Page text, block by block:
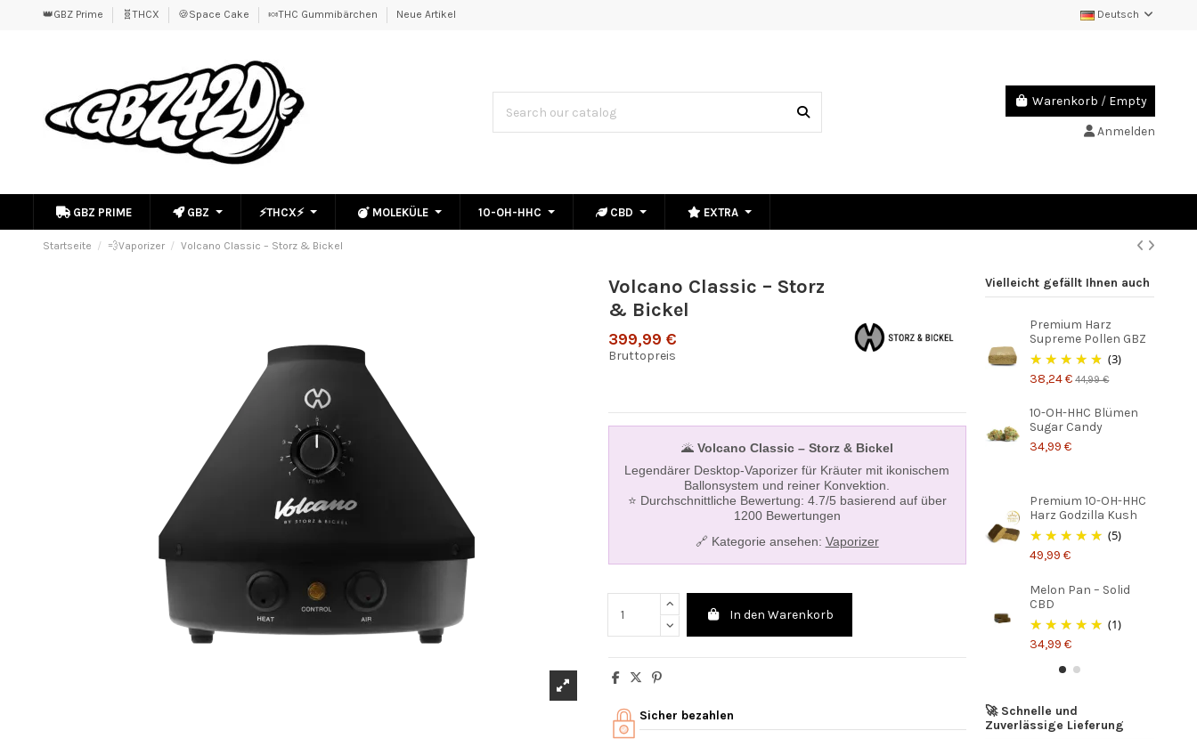
👑GBZ Prime 🧬THCX 🍪Space Cake 🍬THC Gummibärchen Neue Artikel Deutsch
Warenkorb / Empty
Anmelden
GBZ PRIME GBZ ⚡THCX⚡ MOLEKÜLE 10-OH-HHC CBD EXTRA
Startseite 💨Vaporizer Volcano Classic – Storz & Bickel
Volcano Classic – Storz
& Bickel
399,99 €
Bruttopreis
🌋 Volcano Classic – Storz & Bickel
Legendärer Desktop-Vaporizer für Kräuter mit ikonischem
Ballonsystem und reiner Konvektion.
⭐ Durchschnittliche Bewertung: 4.7/5 basierend auf über
1200 Bewertungen
🔗 Kategorie ansehen: Vaporizer
In den Warenkorb
Sicher bezahlen
Vielleicht gefällt Ihnen auch
Premium Harz
Supreme Pollen GBZ
(3)
38,24 € 44,99 €
10-OH-HHC Blümen
Sugar Candy
34,99 €
Premium 10-OH-HHC
Harz Godzilla Kush
(5)
49,99 €
Melon Pan – Solid
CBD
(1)
34,99 €
🚀 Schnelle und
Zuverlässige Lieferung